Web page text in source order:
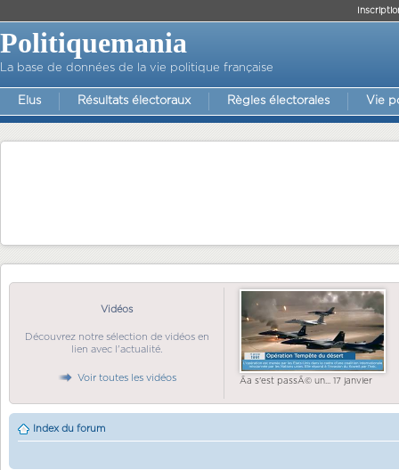
Politiquemania
La base de données de la vie politique française
Elus Résultats électoraux Règles électorales Vie
Vidéos
Découvrez notre sélection de vidéos en
lien avec l'actualité.
Voir toutes les vidéos Ãa s'est passÃ© un... 17 janvier
Index du forum